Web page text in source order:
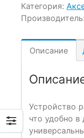
Категория:
Производитель:
Описание
Устройство
что удобно